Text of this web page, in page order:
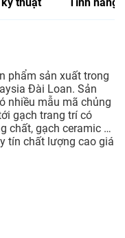
thuật Tính năng
phẩm sản xuất trong
Đài Loan. Sản
nhiều mẫu mã chủng
gạch trang trí có
chất, gạch ceramic …
tín chất lượng cao giá